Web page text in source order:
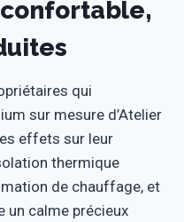
qui
sur mesure d’Atelier
effets sur leur
thermique
de chauffage, et
un calme précieux